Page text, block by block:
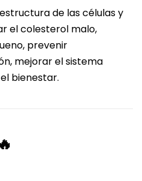
de las células y
el colesterol malo,
prevenir
mejorar el sistema
bienestar.